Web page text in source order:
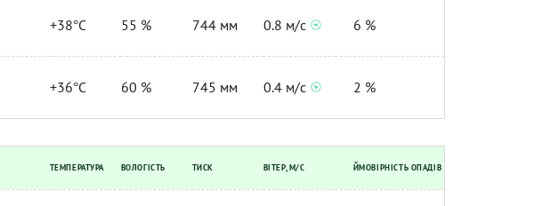
+38°C 55 % 744 мм 0.8 м/с 6 %
+36°C 60 % 745 мм 0.4 м/с 2 %
ТЕМПЕРАТУРА ВОЛОГІСТЬ ТИСК ВІТЕР, М/С ЙМОВІРНІСТЬ ОПАДІВ